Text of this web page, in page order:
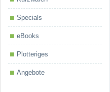
Specials
eBooks
Plotteriges
Angebote